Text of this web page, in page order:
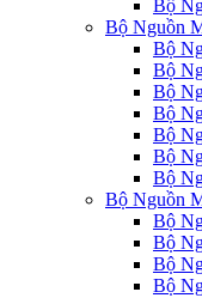
Bộ
Bộ Nguồn
Bộ
Bộ
Bộ
Bộ
Bộ
Bộ
Bộ
Bộ Nguồn
Bộ
Bộ
Bộ
Bộ